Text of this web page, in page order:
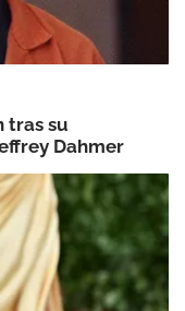
tras su
Dahmer